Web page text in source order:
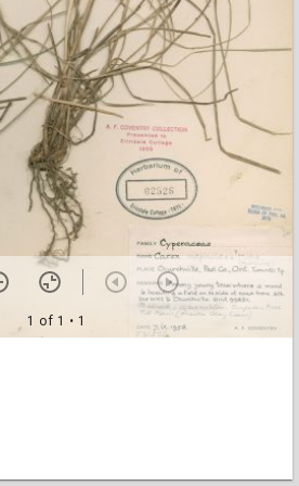
1 of 1 • 1